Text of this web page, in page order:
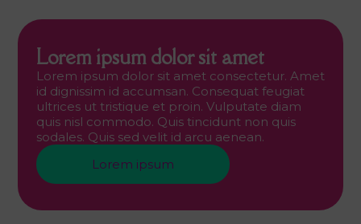
Lorem ipsum dolor sit amet
Lorem ipsum dolor sit amet consectetur. Amet
id dignissim id accumsan. Consequat feugiat
ultrices ut tristique et proin. Vulputate diam
quis nisl commodo. Quis tincidunt non quis
sodales. Quis sed velit id arcu aenean.
Lorem ipsum